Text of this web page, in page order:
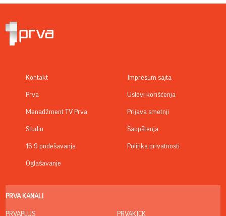
Kontakt
Prva
Menadžment TV Prva
Studio
16:9 podešavanja
Oglašavanje
Impresum sajta
Uslovi korišćenja
Prijava smetnji
Saopštenja
Politika privatnosti
PRVA KANALI
PRVAPLUS PRVAKICK